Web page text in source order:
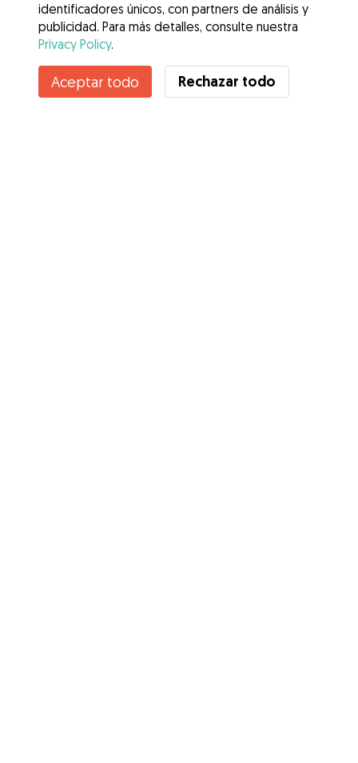
identificadores únicos, con partners de análisis y
publicidad. Para más detalles, consulte nuestra
Privacy Policy.
Aceptar todo Rechazar todo